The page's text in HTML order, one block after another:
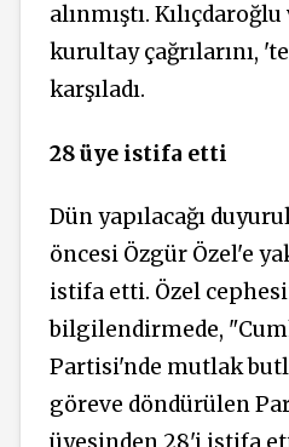
alınmıştı.
kurultayçağrılarını,
karşıladı.
28 üye istifa etti
Dün yapılacağı
öncesi Özgür Özel'e
istifa etti. Özel
bilgilendirmede,
Partisi'nde mutlak
göreve döndürülen